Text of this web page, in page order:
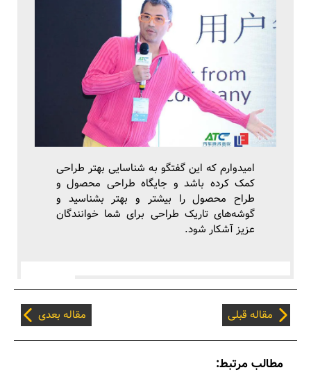
امیدوارم که این گفتگو به شناسایی بهتر طراحی
کمک کرده باشد و جایگاه طراحی محصول و
طراح محصول را بیشتر و بهتر بشناسید و
گوشه‌های تاریک طراحی برای شما خوانندگان
عزیز آشکار شود.
مقاله قبلی مقاله بعدی
مطالب مرتبط: